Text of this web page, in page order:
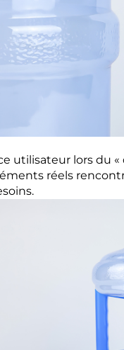
utilisateur lors du
réels